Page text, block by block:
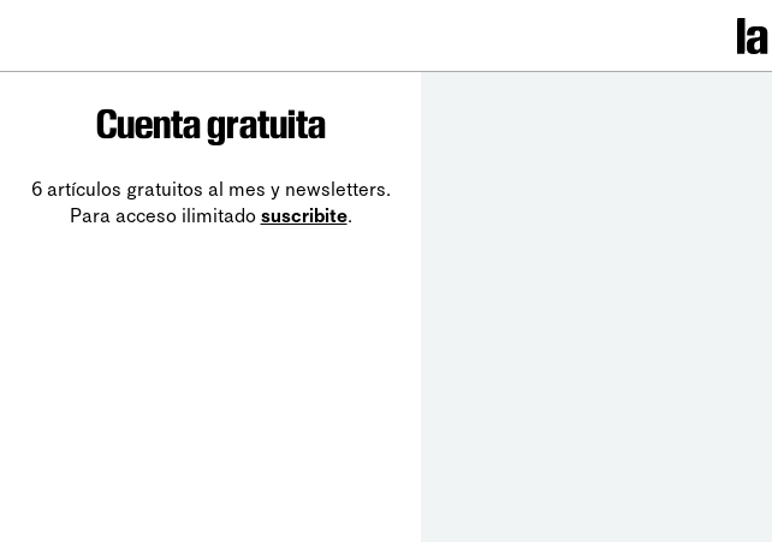
Cuenta gratuita
6 artículos gratuitos al mes y newsletters.
Para acceso ilimitado suscribite.